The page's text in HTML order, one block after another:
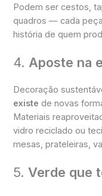
Podem ser cestos,
quadros — cada
história de quem
4. Aposte na
Decoração
existe de novas
Materiais
vidro reciclado ou
mesas, prateleiras,
5.Verde que